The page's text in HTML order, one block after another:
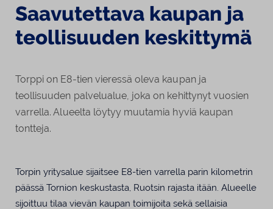
Saavutettava kaupan ja
teollisuuden keskittymä
Torppi on E8-tien vieressä oleva kaupan ja
teollisuuden palvelualue, joka on kehittynyt vuosien
varrella. Alueelta löytyy muutamia hyviä kaupan
tontteja.
Torpin yritysalue sijaitsee E8-tien varrella parin kilometrin
päässä Tornion keskustasta, Ruotsin rajasta itään. Alueelle
sijoittuu tilaa vievän kaupan toimijoita sekä sellaisia